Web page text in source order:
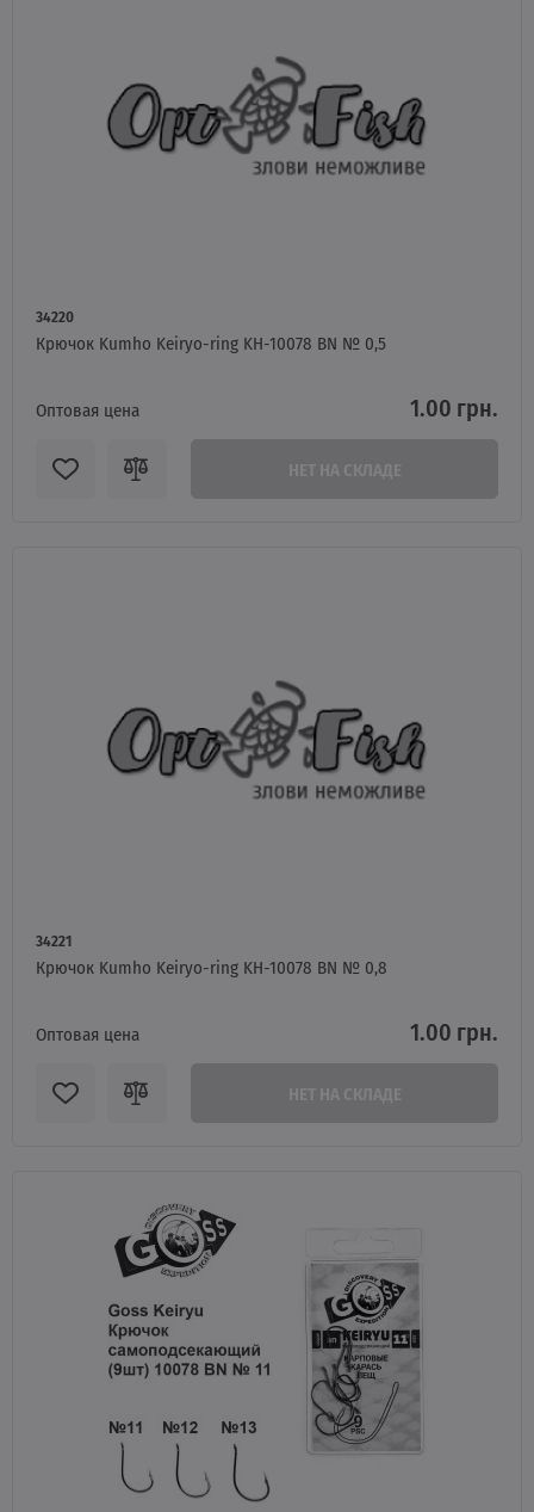
34220
Крючок Kumho Keiryo-ring KH-10078 BN № 0,5
Оптовая цена 1.00 грн.
34221
Крючок Kumho Keiryo-ring KH-10078 BN № 0,8
Оптовая цена 1.00 грн.